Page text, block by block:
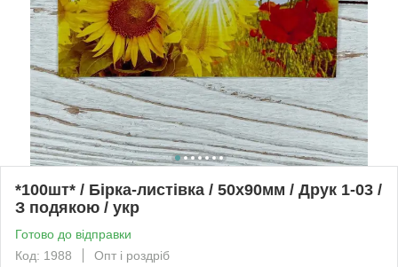
*100шт* / Бірка-листівка / 50х90мм / Друк 1-03 /
З подякою / укр
Готово до відправки
Код: 1988
Опт і роздріб